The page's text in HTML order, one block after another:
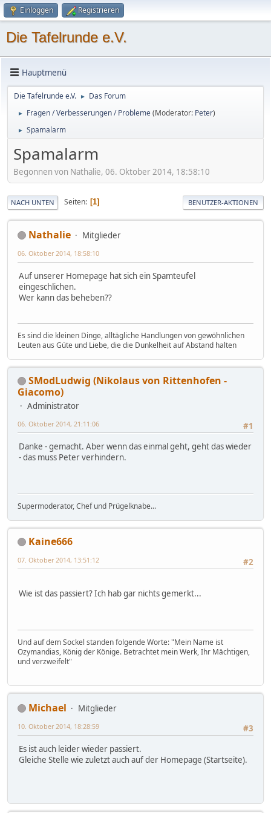
Einloggen Registrieren
Die Tafelrunde e.V.
Hauptmenü
Die Tafelrunde e.V. ► Das Forum
► Fragen / Verbesserungen / Probleme(Moderator: Peter)
► Spamalarm
Spamalarm
Begonnen von Nathalie, 06. Oktober 2014, 18:58:10
NACH UNTEN Seiten 1 BENUTZER-AKTIONEN
Nathalie Mitglieder
06. Oktober 2014, 18:58:10
Auf unserer Homepage hat sich ein Spamteufel
eingeschlichen.
Wer kann das beheben??
Es sind die kleinen Dinge, alltägliche Handlungen von gewöhnlichen
Leuten aus Güte und Liebe, die die Dunkelheit auf Abstand halten
SModLudwig (Nikolaus von Rittenhofen -
Giacomo)
Administrator
#1
06. Oktober 2014, 21:11:06
Danke - gemacht. Aber wenn das einmal geht, geht das wieder
- das muss Peter verhindern.
Supermoderator, Chef und Prügelknabe...
Kaine666
#2
07. Oktober 2014, 13:51:12
Wie ist das passiert? Ich hab gar nichts gemerkt...
Und auf dem Sockel standen folgende Worte: "Mein Name ist
Ozymandias, König der Könige. Betrachtet mein Werk, Ihr Mächtigen,
und verzweifelt"
Michael
Mitglieder
#3
10. Oktober 2014, 18:28:59
Es ist auch leider wieder passiert.
Gleiche Stelle wie zuletzt auch auf der Homepage (Startseite).